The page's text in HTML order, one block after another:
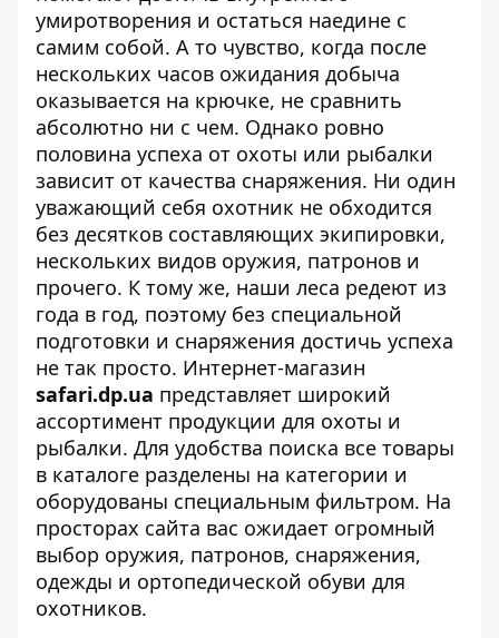
умиротворения и остаться наедине с
самим собой. А то чувство, когда после
нескольких часов ожидания добыча
оказывается на крючке, не сравнить
абсолютно ни с чем. Однако ровно
половина успеха от охоты или рыбалки
зависит от качества снаряжения. Ни один
уважающий себя охотник не обходится
без десятков составляющих экипировки,
нескольких видов оружия, патронов и
прочего. К тому же, наши леса редеют из
года в год, поэтому без специальной
подготовки и снаряжения достичь успеха
не так просто. Интернет-магазин
safari.dp.ua представляет широкий
ассортимент продукции для охоты и
рыбалки. Для удобства поиска все товары
в каталоге разделены на категории и
оборудованы специальным фильтром. На
просторах сайта вас ожидает огромный
выбор оружия, патронов, снаряжения,
одежды и ортопедической обуви для
охотников.